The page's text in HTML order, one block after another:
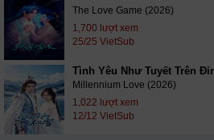
The Love Game (2026)
1,700 lượt xem
25/25 VietSub
Tình Yêu Như Tuyết Trên
Millennium Love (2026)
1,022 lượt xem
12/12 VietSub